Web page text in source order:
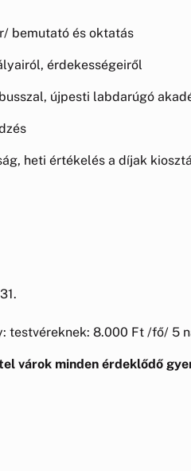
bemutató és oktatás
érdekességeiről
újpesti labdarúgó
heti értékelés a díjak
testvéreknek: 8.000 Ft /fő/ 5
várok minden érdeklődő